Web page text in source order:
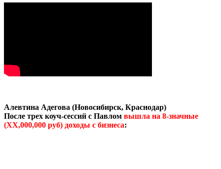
Алевтина Адегова (Новосибирск, Краснодар)
После трех коуч-сессий с Павлом вышла на 8-значные
(XX,000,000 руб) доходы с бизнеса: